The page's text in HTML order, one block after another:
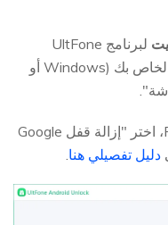
لبرنامج UltFone
Android Unlock على جهاز الكمبيوتر الخاص بك (Windows أو
إذا كنت بحاجة إلى تجاوز FRP، اختر "إزالة قفل Google
دليل تفصيلي هنا